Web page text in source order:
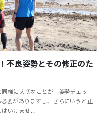
不良姿勢とその修正のた
様に大切なことが「姿勢チェッ
要がありますし、さらにいうと正
はいけませ…